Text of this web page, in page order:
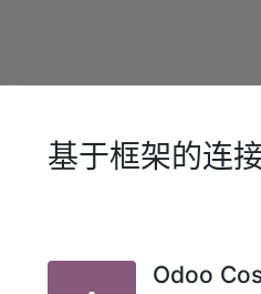
基于框架的连
Odoo